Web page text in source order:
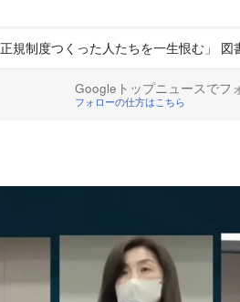
正規制度つくった人たちを一生恨む」
Googleトップニュースでフ
フォローの仕方はこちら